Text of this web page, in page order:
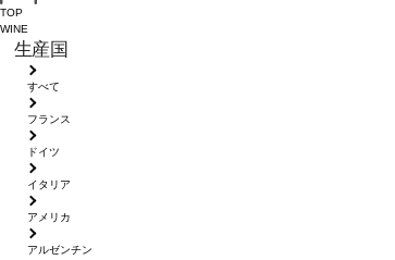
TOP
WINE
生産国
すべて
フランス
ドイツ
イタリア
アメリカ
アルゼンチン